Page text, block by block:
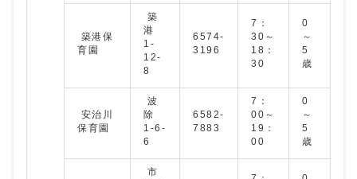
築港保
育園
築
港
1-
12-
8
6574-
3196
7：
30～
18：
30
0
～
5
歳
安治川
保育園
波
除
1-6-
6
6582-
7883
7：
00～
19：
00
0
～
5
歳
市